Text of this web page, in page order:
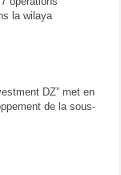
la wilaya
DZ” met en
de la sous-